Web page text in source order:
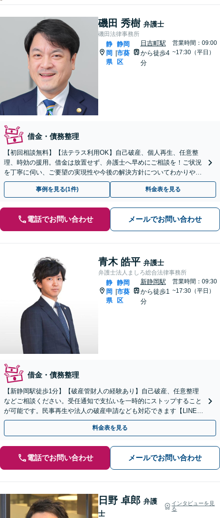
磯田 秀樹 弁護士
磯田法律事務所
静
岡
県
静岡
市葵
区
日吉町駅
から徒歩4
分
営業時間：09:00
~17:30（平日）
借金・債務整理
【初回相談無料】【法テラス利用OK】自己破産、個人再生、任意整
理、時効の援用。借金は放置せず、弁護士へ早めにご相談を！ご状況
を丁寧に伺い、ご要望の実現性や今後の解決方針についてわかりやす
く丁寧にご説明します【完全個室】
事例を見る(1件) 料金表を見る
電話でお問い合わせ メールでお問い合わせ
青木 皓平 弁護士
弁護士法人ましろ総合法律事務所
静
岡
県
静岡
市葵
区
新静岡駅
から徒歩1
分
営業時間：09:30
~17:30（平日）
借金・債務整理
【新静岡駅徒歩1分】【破産管財人の経験あり】自己破産、任意整理
などご相談ください。受任通知で支払いを一時的にストップすること
が可能です。民事再生や法人の破産申請なども対応できます【LINE対
応可】
料金表を見る
電話でお問い合わせ メールでお問い合わせ
日野 卓郎 弁護
士
インタビューを見
る